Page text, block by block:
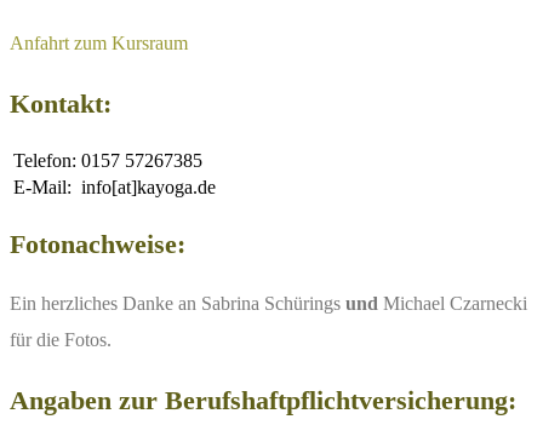
Anfahrt zum Kursraum
Kontakt:
Telefon: 0157 57267385
E-Mail: info[at]kayoga.de
Fotonachweise:
Ein herzliches Danke an Sabrina Schürings und Michael Czarnecki
für die Fotos.
Angaben zur Berufshaftpflichtversicherung: